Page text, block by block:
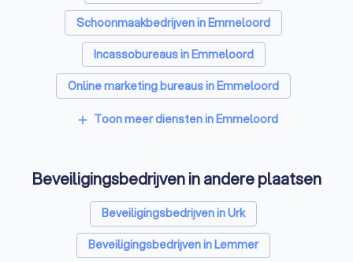
Schoonmaakbedrijven in Emmeloord
Incassobureaus in Emmeloord
Online marketing bureaus in Emmeloord
Tekstschrijvers in Emmeloord
SEO-specialisten in Emmeloord
Grafisch ontwerpers in Emmeloord
Reclamebureaus in Emmeloord
add Toon meer diensten in Emmeloord
Beveiligingsbedrijven in andere plaatsen
Beveiligingsbedrijven in Urk
Beveiligingsbedrijven in Lemmer